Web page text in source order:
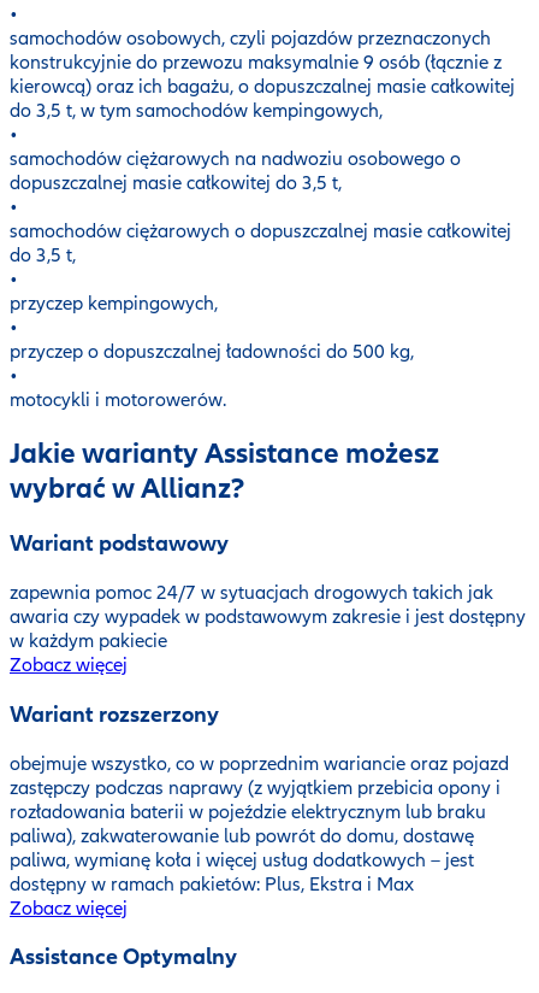
•
samochodów osobowych, czyli pojazdów przeznaczonych
konstrukcyjnie do przewozu maksymalnie 9 osób (łącznie z
kierowcą) oraz ich bagażu, o dopuszczalnej masie całkowitej
do 3,5 t, w tym samochodów kempingowych,
•
samochodów ciężarowych na nadwoziu osobowego o
dopuszczalnej masie całkowitej do 3,5 t,
•
samochodów ciężarowych o dopuszczalnej masie całkowitej
do 3,5 t,
•
przyczep kempingowych,
•
przyczep o dopuszczalnej ładowności do 500 kg,
•
motocykli i motorowerów.
Jakie warianty Assistance możesz
wybrać w Allianz?
Wariant podstawowy
zapewnia pomoc 24/7 w sytuacjach drogowych takich jak
awaria czy wypadek w podstawowym zakresie i jest dostępny
w każdym pakiecie
Zobacz więcej
Wariant rozszerzony
obejmuje wszystko, co w poprzednim wariancie oraz pojazd
zastępczy podczas naprawy (z wyjątkiem przebicia opony i
rozładowania baterii w pojeździe elektrycznym lub braku
paliwa), zakwaterowanie lub powrót do domu, dostawę
paliwa, wymianę koła i więcej usług dodatkowych – jest
dostępny w ramach pakietów: Plus, Ekstra i Max
Zobacz więcej
Assistance Optymalny